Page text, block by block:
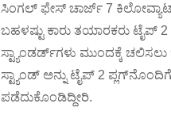
ಸಿಂಗಲ್ ಫೇಸ್ ಚಾರ್ಜ್ 7
ಬಹಳಷ್ಟು ಕಾರು ತಯಾರಕರು ಟೈಪ್
ಸ್ಟ್ಯಾಂಡರ್ಡ್‌ಗಳು ಮುಂದಕ್ಕೆ
ಸ್ಟ್ಯಾಂಡ್ ಅನ್ನು ಟೈಪ್ 2
ಪಡೆದುಕೊಂಡಿದ್ದೀರಿ.